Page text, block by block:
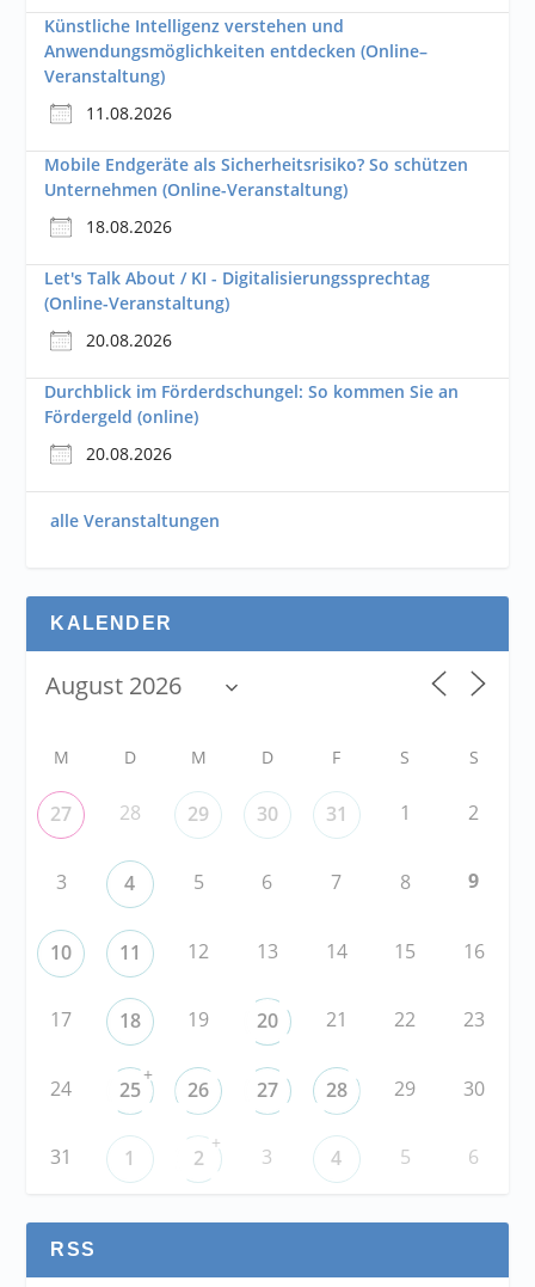
Künstliche Intelligenz verstehen und
Anwendungsmöglichkeiten entdecken (Online–
Veranstaltung)
11.08.2026
Mobile Endgeräte als Sicherheitsrisiko? So schützen
Unternehmen (Online-Veranstaltung)
18.08.2026
Let's Talk About / KI - Digitalisierungssprechtag
(Online-Veranstaltung)
20.08.2026
Durchblick im Förderdschungel: So kommen Sie an
Fördergeld (online)
20.08.2026
alle Veranstaltungen
KALENDER
M D M D F S S
27 28 29 30 31 1 2
3 4 5 6 7 8 9
10 11 12 13 14 15 16
17 18 19 20 21 22 23
24 25
+
26 27 28 29 30
31 1 2
+
3 4 5 6
RSS